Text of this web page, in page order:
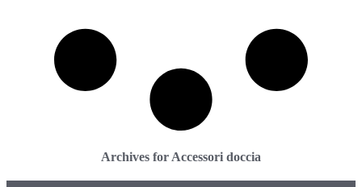
Archives for Accessori doccia